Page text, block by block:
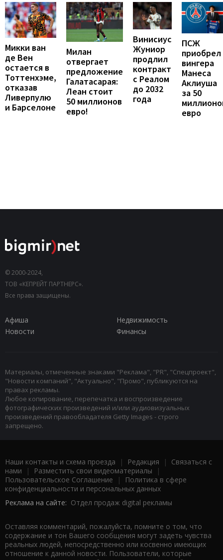
Микки ван
де Вен
остается в
Тоттенхэме,
отказав
Ливерпулю
и Барселоне
Милан
отвергает
предложение
Галатасарая:
Леан стоит
50 миллионов
евро!
Винисиус
Жуниор
продлил
контракт
с Реалом
до 2032
года
ПСЖ
приобрел
вингера
Манеса
Аклиуша
за 50
евро
© 2000-2024,
ТОВ «КЕПРЕЙТ ПАРТНЕРС».
Все права защищены.
Афиша
Недвижимость
Новости
Финансы
Материалы, отмеченные знаками "Реклама", "PR", "Спецпроект",
"Новости компаний", "Актуально", "Промо", публикуются на
правах рекламы.
Любое копирование, перепечатка и воспроизведение
фотографических произведений и/или аудиовизуальных
произведений правообладателя Getty Images - строго
запрещено.
Наши контакты и схема проезда | Редакция | Связаться с
нами | Разместить свои видеоматериалы |
Пользовательское Соглашение |
Политика в сфере
конфиденциальности и персональных данных
Реклама на сайте: Отдел продаж digital рекламы
Оставляя комментарий, пожалуйста, помните о том, что
содержание и тон Вашего сообщения могут задеть чувства
реальных людей, непосредственно или косвенно имеющих
отношение к данной новости. Пользователи, которые